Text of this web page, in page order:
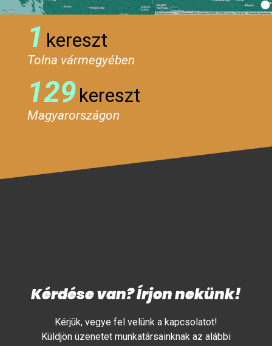
1 kereszt
Tolna vármegyében
129kereszt
Magyarországon
Kérdése van? Írjon nekünk!
Kérjük, vegye fel velünk a kapcsolatot!
Küldjön üzenetet munkatársainknak az alábbi